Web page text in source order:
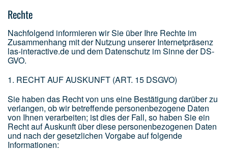
Rechte
Nachfolgend informieren wir Sie über Ihre Rechte im
Zusammenhang mit der Nutzung unserer Internetpräsenz
las-interactive.de und dem Datenschutz im Sinne der DS-
GVO.
1. RECHT AUF AUSKUNFT (ART. 15 DSGVO)
Sie haben das Recht von uns eine Bestätigung darüber zu
verlangen, ob wir betreffende personenbezogene Daten
von Ihnen verarbeiten; ist dies der Fall, so haben Sie ein
Recht auf Auskunft über diese personenbezogenen Daten
und nach der gesetzlichen Vorgabe auf folgende
Informationen: